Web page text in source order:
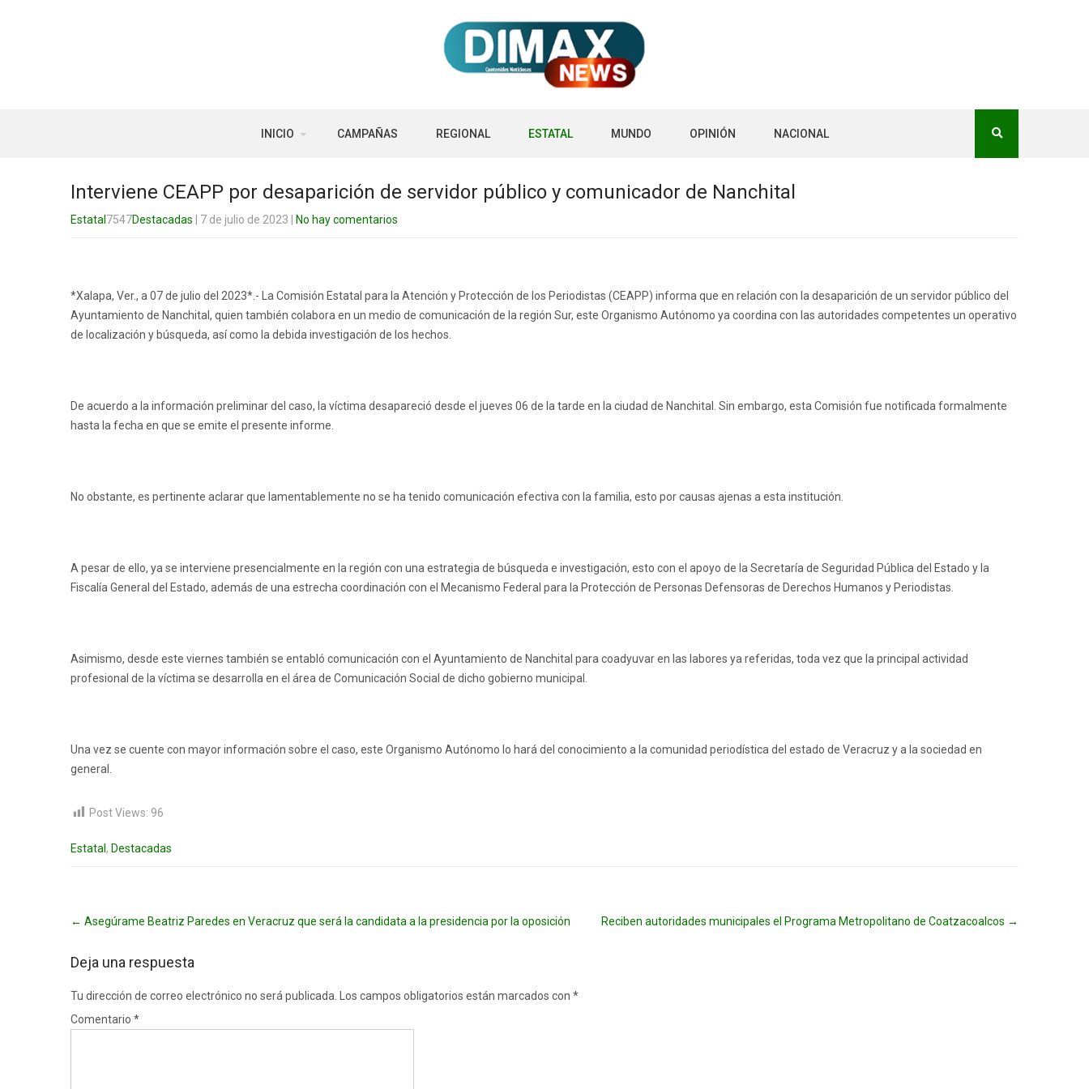
INICIO CAMPAÑAS REGIONAL ESTATAL MUNDO OPINIÓN NACIONAL
Interviene CEAPP por desaparición de servidor público y comunicador de Nanchital
Estatal 7547Destacadas | 7 de julio de 2023 No hay comentarios
*Xalapa, Ver., a 07 de julio del 2023*.- La Comisión Estatal para la Atención y Protección de los Periodistas (CEAPP) informa que en relación con la desaparición de un servidor público del
Ayuntamiento de Nanchital, quien también colabora en un medio de comunicación de la región Sur, este Organismo Autónomo ya coordina con las autoridades competentes un operativo
de localización y búsqueda, así como la debida investigación de los hechos.
De acuerdo a la información preliminar del caso, la víctima desapareció desde el jueves 06 de la tarde en la ciudad de Nanchital. Sin embargo, esta Comisión fue notificada formalmente
hasta la fecha en que se emite el presente informe.
No obstante, es pertinente aclarar que lamentablemente no se ha tenido comunicación efectiva con la familia, esto por causas ajenas a esta institución.
A pesar de ello, ya se interviene presencialmente en la región con una estrategia de búsqueda e investigación, esto con el apoyo de la Secretaría de Seguridad Pública del Estado y la
Fiscalía General del Estado, además de una estrecha coordinación con el Mecanismo Federal para la Protección de Personas Defensoras de Derechos Humanos y Periodistas.
Asimismo, desde este viernes también se entabló comunicación con el Ayuntamiento de Nanchital para coadyuvar en las labores ya referidas, toda vez que la principal actividad
profesional de la víctima se desarrolla en el área de Comunicación Social de dicho gobierno municipal.
Una vez se cuente con mayor información sobre el caso, este Organismo Autónomo lo hará del conocimiento a la comunidad periodística del estado de Veracruz y a la sociedad en
general.
Post Views: 96
Estatal , Destacadas
navigation
← Asegúrame Beatriz Paredes en Veracruz que será la candidata a la presidencia por la oposición Reciben autoridades municipales el Programa Metropolitano de Coatzacoalcos →
Deja una respuesta
Tu dirección de correo electrónico no será publicada. Los campos obligatorios están marcados con *
Comentario *